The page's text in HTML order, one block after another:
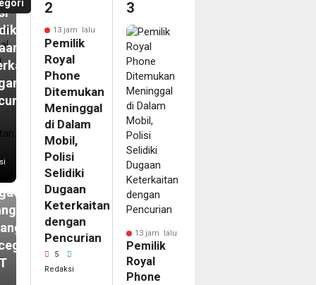
2
13 jam lalu
Pemilik
Royal
Phone
Ditemukan
Meninggal
di Dalam
Mobil,
Polisi
Selidiki
Dugaan
Keterkaitan
dengan
Pencurian
5
Redaksi
3
13 jam lalu
Pemilik
Royal
Phone